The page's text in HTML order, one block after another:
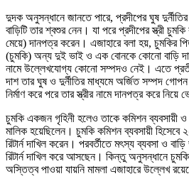
দুদক অনুসন্ধানে জানতে পারে, প্রদীপের ঘুষ
বাড়িটি তার শ্বশুর নেন। যা পরে প্রদীপের স্ত্রী
মেয়ে) দানপত্র করেন। এজাহারে বলা হয়, চুমকির
(চুমকি) অন্য দুই ভাই ও এক বোনকে কোনো বাড়ি
নামে উল্লেখযোগ্য কোনো সম্পদও নেই। এতে
দাশ তার ঘুষ ও দুর্নীতির মাধ্যমে অর্জিত সম্পদ
নির্মাণ করে পরে তার স্ত্রীর নামে দানপত্র করে
চুমকি একজন গৃহিনী হলেও তাকে কমিশন ব্যবসায়ী ও
মালিক হয়েছিলেন। চুমকি কমিশন ব্যবসায়ী
রিটার্ন দাখিল করেন। পরবর্তীতে মৎস্য ব্যবসা ও
রিটার্ন দাখিল করে আসছেন। কিন্তু অনুসন্ধানে
অস্তিত্ব পাওয়া যায়নি মামলা এজাহারে উল্লেখ